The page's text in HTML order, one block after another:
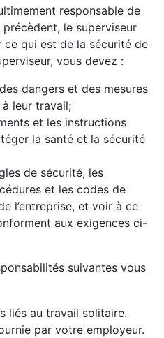
responsable de
le superviseur
ce qui est de la sécurité de
vous devez :
dangers et des mesures
leur travail;
et les instructions
la santé et la sécurité
de sécurité, les
et les codes de
l’entreprise, et voir à ce
aux exigences ci-
suivantes vous
liés au travail solitaire.
par votre employeur.